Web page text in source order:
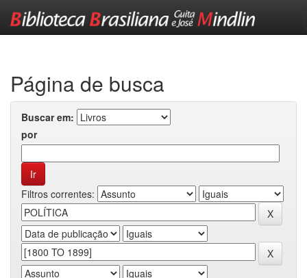
Página de busca
Buscar em:
por
Filtros correntes: